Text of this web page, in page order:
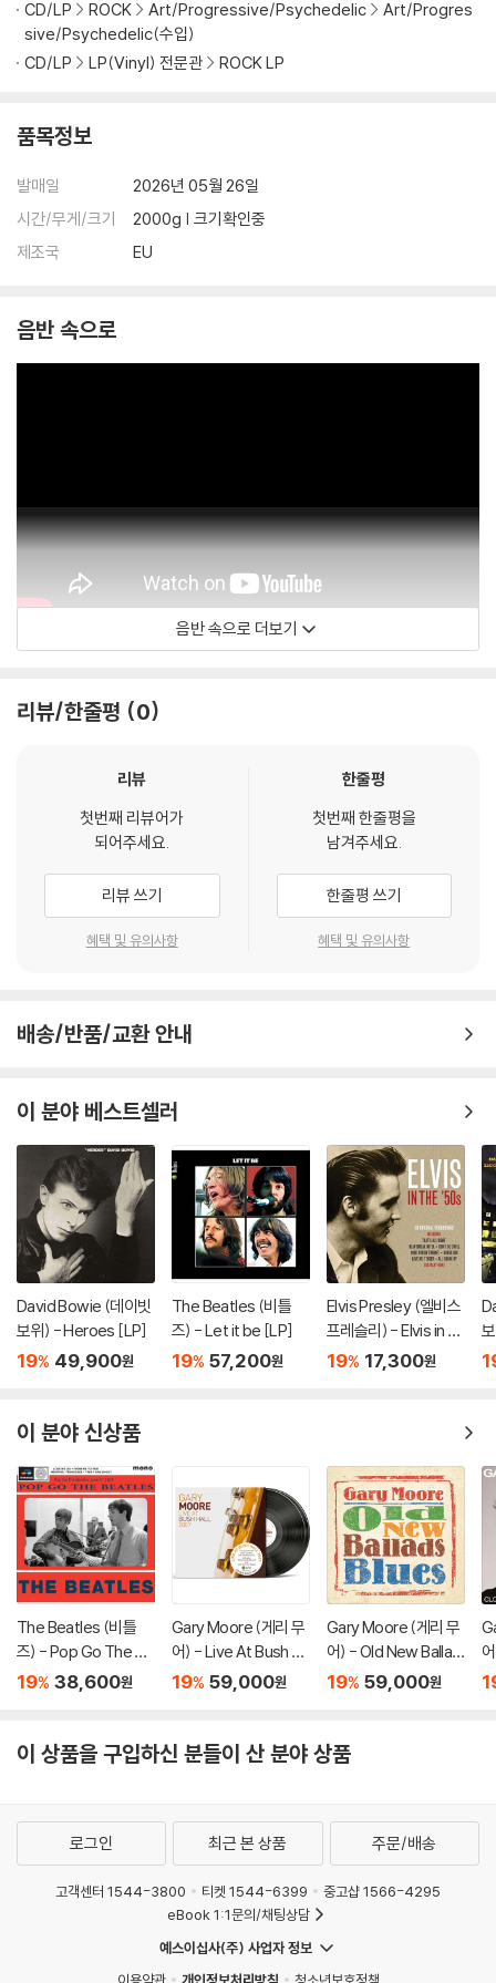
등이 발생할 수 있습니다.
※ 반품/교환 안내
다.
문의 바랍니다.
2) LP는 잦은 배송 과정에서 재킷에 손상이 발생할 가능성이 높고 재판매
가 어려우므로 신중한 구매를 부탁드립니다.
CD/LP
ROCK Art/Progressive/Psychedelic
Art/Progres
sive/Psychedelic(수입)
CD/LP
LP(Vinyl) 전문관 ROCK LP
품목정보
발매일
2026년 05월 26일
시간/무게/크기
2000g | 크기확인중
제조국
EU
음반 속으로
음반 속으로 더보기
리뷰/한줄평 0
리뷰
첫번째 리뷰어가
되어주세요.
리뷰 쓰기
혜택 및 유의사항
한줄평
첫번째 한줄평을
남겨주세요.
한줄평 쓰기
혜택 및 유의사항
배송/반품/교환 안내
이 분야 베스트셀러
David Bowie (데이빗
보위) - Heroes [LP]
19% 49,900원
The Beatles (비틀
즈) - Let it be [LP]
19% 57,200원
Elvis Presley (엘비스
프레슬리) - Elvis in th
e 50's
19% 17,300원
이 분야 신상품
The Beatles (비틀
즈) - Pop Go The Be
atles June 1st 1963
19% 38,600원
Gary Moore (게리 무
어) - Live At Bush Ha
ll 2007 [2LP]
19% 59,000원
Gary Moore (게리 무
어) - Old New Ballad
s Blues [2LP]
19% 59,000원
이 상품을 구입하신 분들이 산 분야 상품
로그인 최근 본 상품 주문/배송
고객센터 1544-3800 티켓 1544-6399
중고샵 1566-4295
eBook 1:1문의/채팅상담
예스이십사(주) 사업자 정보